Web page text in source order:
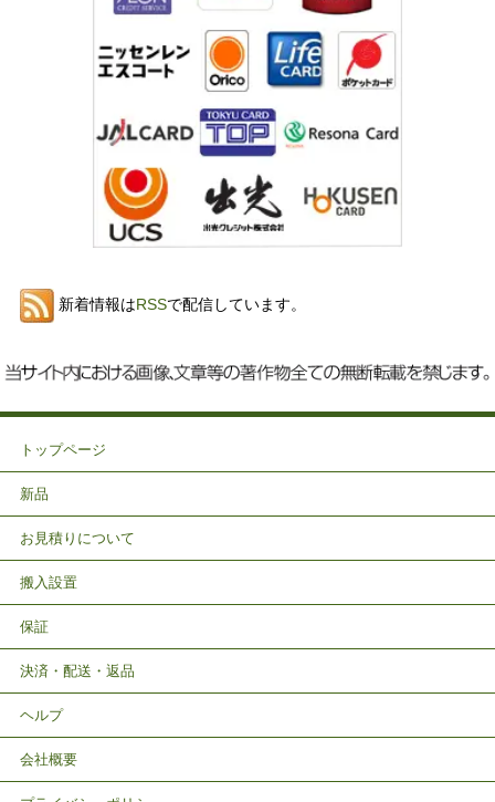
新着情報はRSSで配信しています。
トップページ
新品
お見積りについて
搬入設置
保証
決済・配送・返品
ヘルプ
会社概要